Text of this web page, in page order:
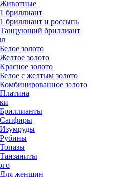
Животные
1 бриллиант
1 бриллиант и россыпь
Танцующий бриллиант
Белое золото
Желтое золото
Красное золото
Белое с желтым золото
Комбинированное золото
Платина
Бриллианты
Сапфиры
Изумруды
Рубины
Топазы
Танзаниты
Для женщин